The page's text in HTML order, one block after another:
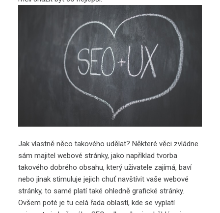
Jak vlastně něco takového udělat? Některé věci zvládne
sám majitel webové stránky, jako například tvorba
takového dobrého obsahu, který uživatele zajímá, baví
nebo jinak stimuluje jejich chuť navštívit vaše webové
stránky, to samé platí také ohledně grafické stránky.
Ovšem poté je tu celá řada oblastí, kde se vyplatí